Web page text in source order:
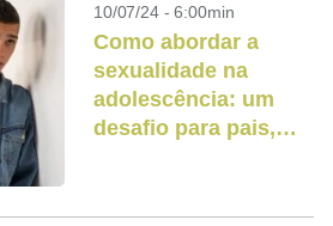
10/07/24 - 6:00min
Como abordar a
sexualidade na
adolescência: um
desafio para pais,